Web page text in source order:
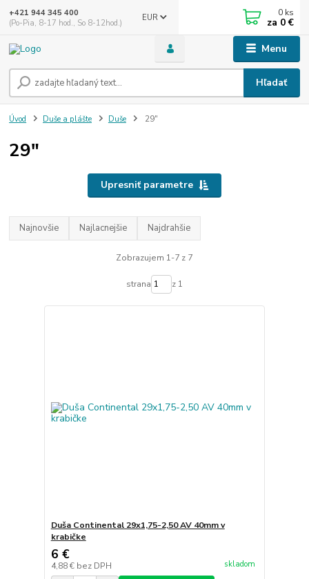
Menu
EUR
Hľadať
+421 944 345 400
(Po-Pia, 8-17 hod., So 8-12hod.)
0 ks
za 0 €
Úvod Duše a plášte Duše 29"
29"
Upresniť parametre
Najnovšie Najlacnejšie Najdrahšie
Zobrazujem 1-7 z 7
strana z 1
Duša Continental 29x1,75-2,50 AV 40mm v
krabičke
6 €
4,88 € bez DPH skladom